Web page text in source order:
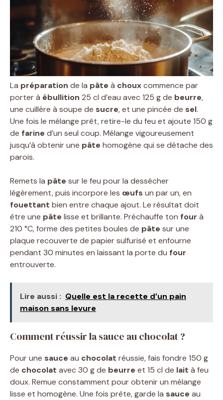
La préparation de la pâte à chouxcommence par
porter à ébullition 25 cl d’eau avec 125 g de beurre,
une cuillère à soupe de sucre, et une pincée de sel.
Une fois le mélange prêt, retire-le du feu et ajoute 150 g
de farine d’un seul coup. Mélange vigoureusement
jusqu’à obtenir une pâte homogène qui se détache des
parois.
Remets la pâte sur le feu pour la dessécher
légèrement, puis incorpore les œufs un par un, en
fouettant bien entre chaque ajout. Le résultat doit
être une pâte lisse et brillante. Préchauffe ton four à
210 °C, forme des petites boules de pâte sur une
plaque recouverte de papier sulfurisé et enfourne
pendant 30 minutes en laissant la porte du four
entrouverte.
Lire aussi : Quelle est la recette d’un pain
maison sans levure
Comment réussir la sauce au chocolat ?
Pour une sauce au chocolat réussie, fais fondre 150 g
de chocolat avec 30 g de beurre et 15 cl de lait à feu
doux. Remue constamment pour obtenir un mélange
lisse et homogène. Une fois prête, garde la sauce au